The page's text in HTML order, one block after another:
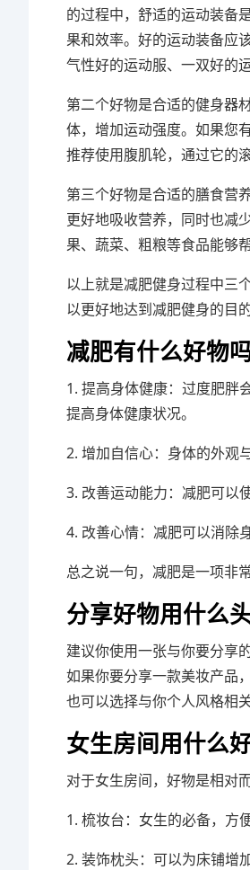
的过程中，舒适的运动装备
果和效率。好的运动装备应
气性好的运动服、一双好的
第二个好物是合适的健身器
体，增加运动强度。如果您
推荐使用腹肌轮，通过它的
第三个好物是合适的膳食营
更好地吸收营养，同时也减
果、蔬菜、粗粮等食品能够
以上就是减肥健身过程中三
以更好地达到减肥健身的目
减肥有什么好物
1. 提高身体健康：过度肥胖
提高身体健康状况。
2. 增加自信心：身体的外观
3. 改善运动能力：减肥可以
4. 改善心情：减肥可以消除
总之说一句，减肥是一项非
分享好物用什么
建议你使用一张与你要分享
如果你要分享一款美妆产品
也可以选择与你个人风格相
女生房间用什么
对于女生房间，好物是相对
1. 梳妆台：女生的必备，方
2. 装饰枕头：可以为床铺增